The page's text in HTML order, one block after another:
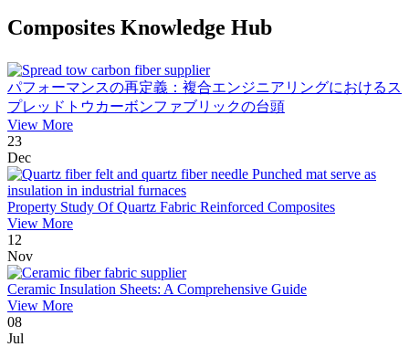
Composites Knowledge Hub
パフォーマンスの再定義：複合エンジニアリングにおけるス
プレッドトウカーボンファブリックの台頭
View More
23
Dec
Property Study Of Quartz Fabric Reinforced Composites
View More
12
Nov
Ceramic Insulation Sheets: A Comprehensive Guide
View More
08
Jul